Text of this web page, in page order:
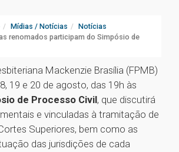
Mídias / Notícias
Notícias
renomados participam do Simpósio de
Mackenzie Brasília (FPMB)
19 e 20 de agosto, das 19h às
de Processo Civil, que discutirá
e vinculadas à tramitação de
Superiores, bem como as
das jurisdições de cada